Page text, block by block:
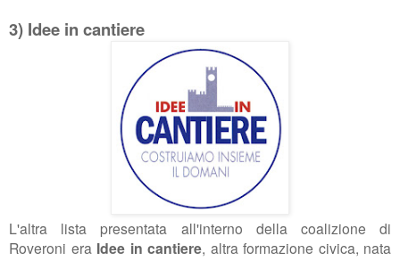
3) Idee in cantiere
L'altra lista presentata all'interno della coalizione di
Roveroni era Idee in cantiere, altra formazione civica, nata